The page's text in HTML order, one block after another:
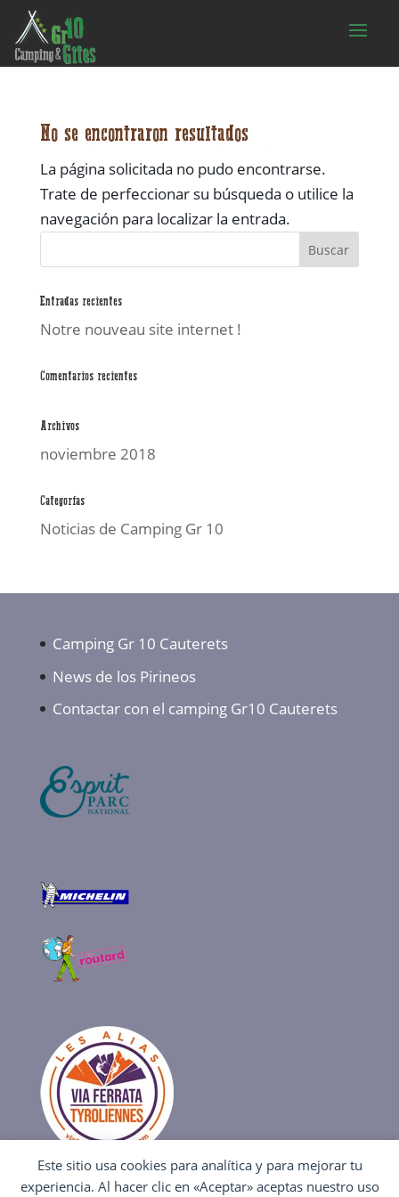
Este sitio usa cookies para analítica y para mejorar tu
experiencia. Al hacer clic en «Aceptar» aceptas nuestro uso
No se encontraron resultados
La página solicitada no pudo encontrarse.
Trate de perfeccionar su búsqueda o utilice la
navegación para localizar la entrada.
Entradas recientes
Notre nouveau site internet !
Comentarios recientes
Archivos
noviembre 2018
Categorías
Noticias de Camping Gr 10
Camping Gr 10 Cauterets
News de los Pirineos
Contactar con el camping Gr10 Cauterets